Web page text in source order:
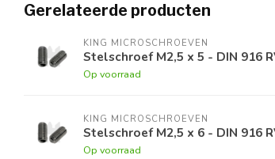
Gerelateerde producten
KING MICROSCHROEVEN
Stelschroef M2,5 x 5 - DIN 916
Op voorraad
KING MICROSCHROEVEN
Stelschroef M2,5 x 6 - DIN 916
Op voorraad